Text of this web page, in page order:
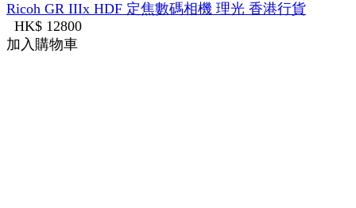
Ricoh GR IIIx HDF 定焦數碼相機 理光 香港行貨
HK$ 12800
加入購物車